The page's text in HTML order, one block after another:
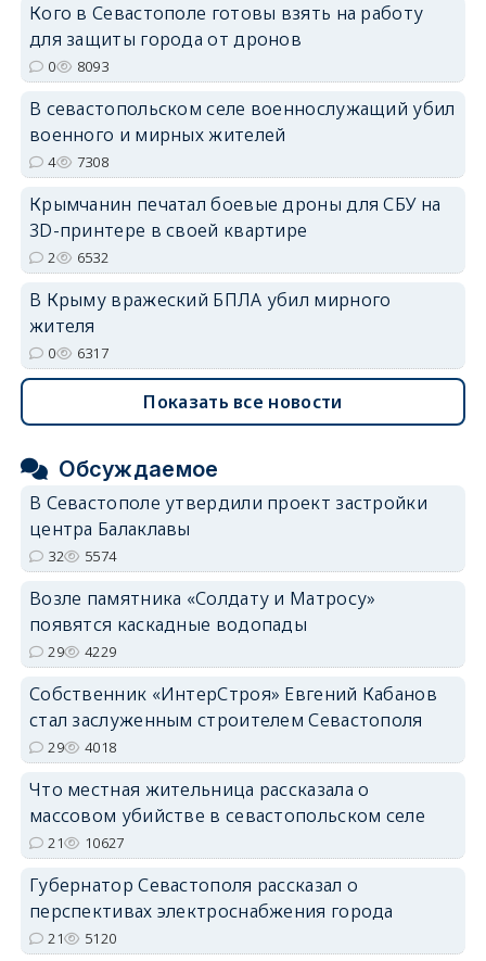
Кого в Севастополе готовы взять на работу
для защиты города от дронов
0 8093
В севастопольском селе военнослужащий убил
военного и мирных жителей
4 7308
Крымчанин печатал боевые дроны для СБУ на
3D-принтере в своей квартире
2 6532
В Крыму вражеский БПЛА убил мирного
жителя
0 6317
Показать все новости
Обсуждаемое
В Севастополе утвердили проект застройки
центра Балаклавы
32 5574
Возле памятника «Солдату и Матросу»
появятся каскадные водопады
29 4229
Собственник «ИнтерСтроя» Евгений Кабанов
стал заслуженным строителем Севастополя
29 4018
Что местная жительница рассказала о
массовом убийстве в севастопольском селе
21 10627
Губернатор Севастополя рассказал о
перспективах электроснабжения города
21 5120